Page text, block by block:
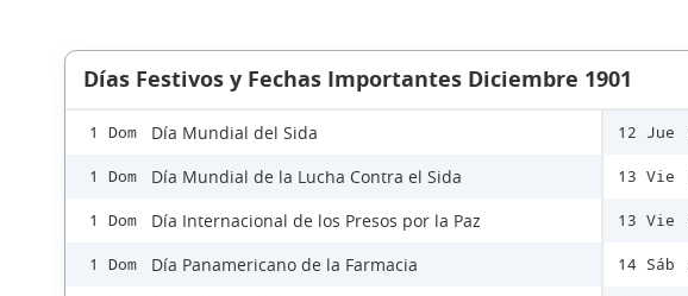
Días Festivos y Fechas Importantes Diciembre 1901
1 Dom Día Mundial del Sida
1 Dom Día Mundial de la Lucha Contra el Sida
1 Dom Día Internacional de los Presos por la Paz
1 Dom Día Panamericano de la Farmacia
12 Jue
13 Vie
13 Vie
14 Sáb